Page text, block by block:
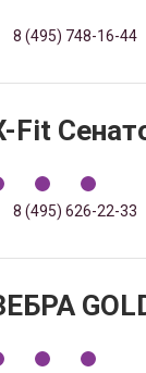
8 (495) 748-16-44
Fit
8 (495) 626-22-33